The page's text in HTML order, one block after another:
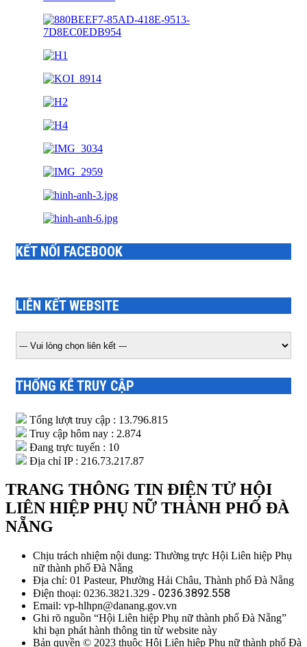
KẾT NỐI FACEBOOK
LIÊN KẾT WEBSITE
THỐNG KÊ TRUY CẬP
Tổng lượt truy cập : 13.796.815
Truy cập hôm nay : 2.874
Đang trực tuyến : 10
Địa chỉ IP : 216.73.217.87
TRANG THÔNG TIN ĐIỆN TỬ HỘI
LIÊN HIỆP PHỤ NỮ THÀNH PHỐ ĐÀ
NẴNG
Chịu trách nhiệm nội dung: Thường trực Hội Liên hiệp Phụ
nữ thành phố Đà Nẵng
Địa chỉ: 01 Pasteur, Phường Hải Châu, Thành phố Đà Nẵng
Điện thoại: 0236.3821.329 - 0236.3892.558
Email: vp-hlhpn@danang.gov.vn
Ghi rõ nguồn “Hội Liên hiệp Phụ nữ thành phố Đà Nẵng”
khi bạn phát hành thông tin từ website này
Bản quyền © 2023 thuộc Hội Liên hiệp Phụ nữ thành phố Đà